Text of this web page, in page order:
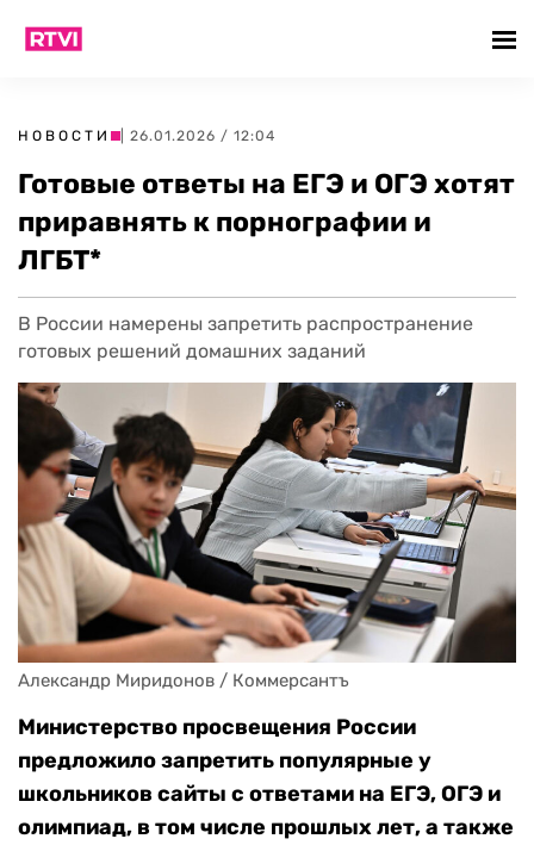
НОВОСТИ | 26.01.2026 / 12:04
Готовые ответы на ЕГЭ и ОГЭ хотят
приравнять к порнографии и
ЛГБТ*
В России намерены запретить распространение
готовых решений домашних заданий
Александр Миридонов / Коммерсантъ
Министерство просвещения России
предложило запретить популярные у
школьников сайты с ответами на ЕГЭ, ОГЭ и
олимпиад, в том числе прошлых лет, а также